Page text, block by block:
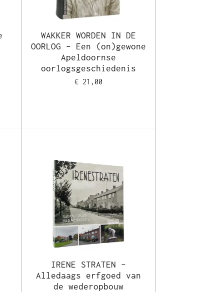
WAKKER WORDEN IN DE
OORLOG – Een (on)gewone
Apeldoornse
oorlogsgeschiedenis
€ 21,00
IRENE STRATEN –
Alledaags erfgoed van
de wederopbouw